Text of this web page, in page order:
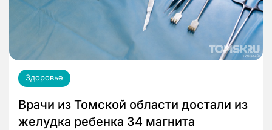
Здоровье
Врачи из Томской области достали из
желудка ребенка 34 магнита